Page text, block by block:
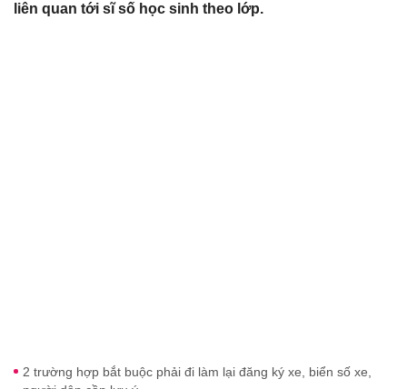
liên quan tới sĩ số học sinh theo lớp.
2 trường hợp bắt buộc phải đi làm lại đăng ký xe, biển số xe,